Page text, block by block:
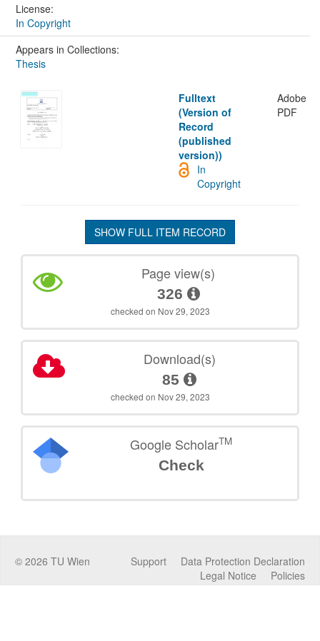
License:
In Copyright
Appears in Collections:
Thesis
Fulltext
(Version of
Record
(published
version))
Adobe
PDF
In
Copyright
SHOW FULL ITEM RECORD
Page view(s)
326
checked on Nov 29, 2023
Download(s)
85
checked on Nov 29, 2023
Google ScholarTM
Check
© 2026 TU Wien Data Protection Declaration
Support
Policies
Legal Notice